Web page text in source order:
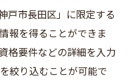
戸市長田区」に限定する
報を得ることができま
格要件などの詳細を入力
絞り込むことが可能で